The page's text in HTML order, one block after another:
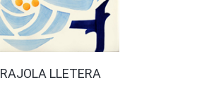
RAJOLA LLETERA